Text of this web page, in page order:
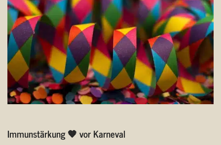
Immunstärkung 🧡 vor Karneval